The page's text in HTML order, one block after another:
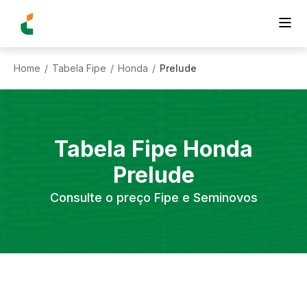
Home / Tabela Fipe / Honda / Prelude
Tabela Fipe Honda
Prelude
Consulte o preço Fipe e Seminovos